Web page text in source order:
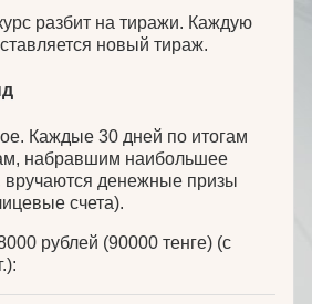
разбит на тиражи. Каждую
новый тираж.
Каждые 30 дней по итогам
набравшим наибольшее
вручаются денежные призы
счета).
рублей (90000 тенге) (с